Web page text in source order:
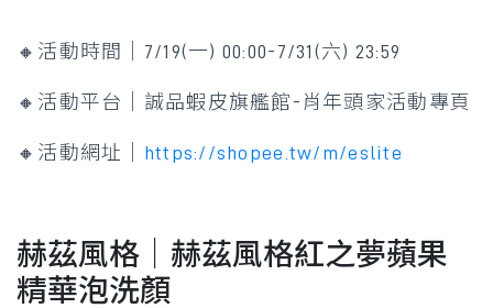
🔸活動時間｜7/19(一) 00:00-7/31(六) 23:59
🔸活動平台｜誠品蝦皮旗艦館-肖年頭家活動專頁
🔸活動網址｜ https://shopee.tw/m/eslite
赫茲風格｜赫茲風格紅之夢蘋果
精華泡洗顏